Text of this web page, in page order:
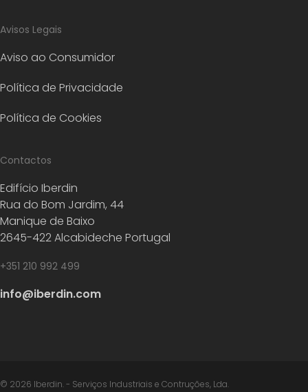
Avisos Legais
Aviso ao Consumidor
Política de Privacidade
Política de Cookies
Contactos
Edifício Iberdin
Rua do Bom Jardim, 44
Manique de Baixo
2645-422 Alcabideche Portugal
+351 210 992 499
info@iberdin.com
© 2026 Iberdin. - Serviços Industriais e Contruções, Lda.